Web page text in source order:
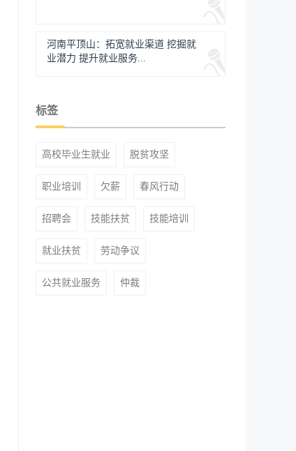
河南平顶山：拓宽就业渠道 挖掘就
业潜力 提升就业服务...
标签
高校毕业生就业 脱贫攻坚
职业培训 欠薪 春风行动
招聘会 技能扶贫 技能培训
就业扶贫 劳动争议
公共就业服务 仲裁